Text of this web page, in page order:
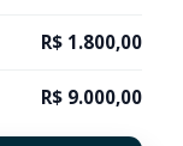
R$ 1.800,00
R$ 9.000,00